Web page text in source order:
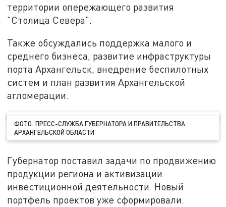
территории опережающего развития
"Столица Севера".
Также обсуждались поддержка малого и
среднего бизнеса, развитие инфраструктуры
порта Архангельск, внедрение беспилотных
систем и план развития Архангельской
агломерации.
ФОТО: ПРЕСС-СЛУЖБА ГУБЕРНАТОРА И ПРАВИТЕЛЬСТВА
АРХАНГЕЛЬСКОЙ ОБЛАСТИ
Губернатор поставил задачи по продвижению
продукции региона и активизации
инвестиционной деятельности. Новый
портфель проектов уже сформировали.